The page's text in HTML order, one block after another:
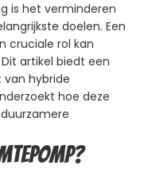
is het verminderen
doelen. Een
cruciale rol kan
Dit artikel biedt een
hybride
hoe deze